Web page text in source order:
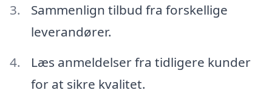
Sammenlign tilbud fra forskellige
leverandører.
Læs anmeldelser fra tidligere kunder
for at sikre kvalitet.